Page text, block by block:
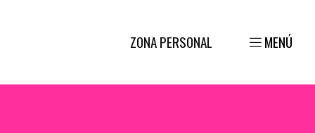
ZONA PERSONAL MENÚ